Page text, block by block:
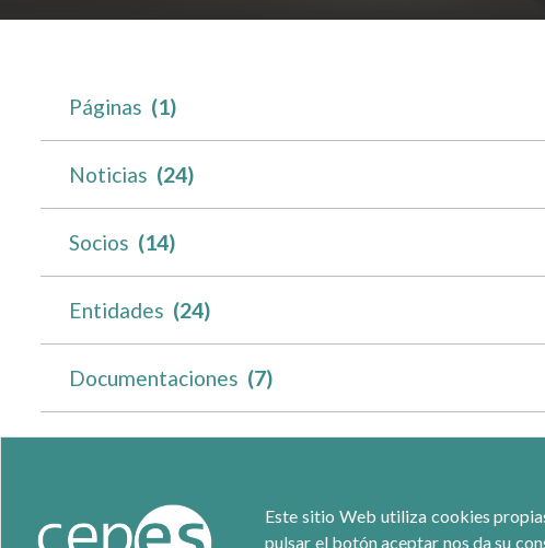
Páginas (1)
Noticias (24)
Socios (14)
Entidades (24)
Documentaciones (7)
Este sitio Web utiliza cookies
pulsar el botón aceptar nos da su